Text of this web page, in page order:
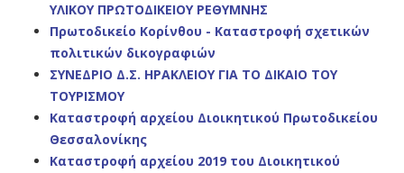
ΥΛΙΚΟΥ ΠΡΩΤΟΔΙΚΕΙΟΥ ΡΕΘΥΜΝΗΣ
Πρωτοδικείο Κορίνθου - Καταστροφή σχετικών
πολιτικών δικογραφιών
ΣΥΝΕΔΡΙΟ Δ.Σ. ΗΡΑΚΛΕΙΟΥ ΓΙΑ ΤΟ ΔΙΚΑΙΟ ΤΟΥ
ΤΟΥΡΙΣΜΟΥ
Καταστροφή αρχείου Διοικητικού Πρωτοδικείου
Θεσσαλονίκης
Καταστροφή αρχείου 2019 του Διοικητικού